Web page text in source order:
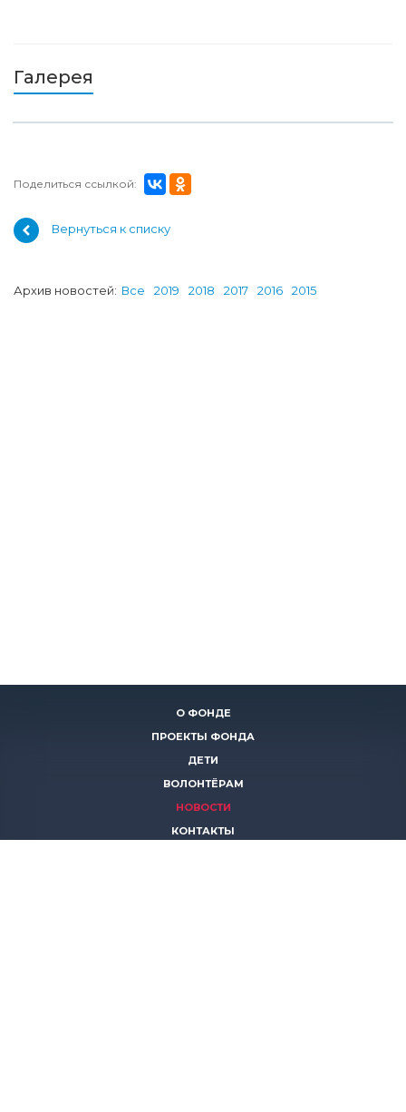
Галерея
Поделиться ссылкой:
Вернуться к списку
Архив новостей: Все 2019 2018 2017 2016 2015
О ФОНДЕ
ПРОЕКТЫ ФОНДА
ДЕТИ
ВОЛОНТЁРАМ
НОВОСТИ
КОНТАКТЫ